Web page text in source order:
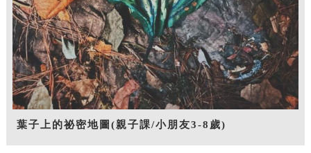
葉子上的祕密地圖(親子課/小朋友3-8歲)